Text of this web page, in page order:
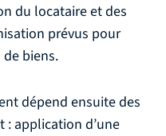
du locataire et des
prévus pour
biens.
dépend ensuite des
: application d’une